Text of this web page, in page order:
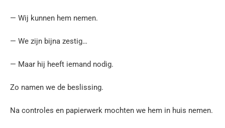
— Wij kunnen hem nemen.
— We zijn bijna zestig…
— Maar hij heeft iemand nodig.
Zo namen we de beslissing.
Na controles en papierwerk mochten we hem in huis nemen.